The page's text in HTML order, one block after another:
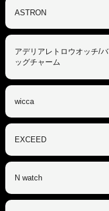
ASTRON
アデリアレトロウオッチ/バ
ッグチャーム
wicca
EXCEED
N watch